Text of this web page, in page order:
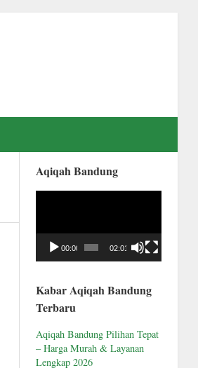
Aqiqah Bandung
00:00 02:01
Kabar Aqiqah Bandung
Terbaru
Aqiqah Bandung Pilihan Tepat
– Harga Murah & Layanan
Lengkap 2026